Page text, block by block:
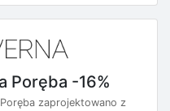
Poręba -16%
zaprojektowano z